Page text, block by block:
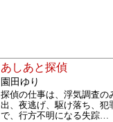
あしあと探偵
園田ゆり
探偵の仕事は、浮気調査
出、夜逃げ、駆け落ち、犯
で、行方不明になる失踪…